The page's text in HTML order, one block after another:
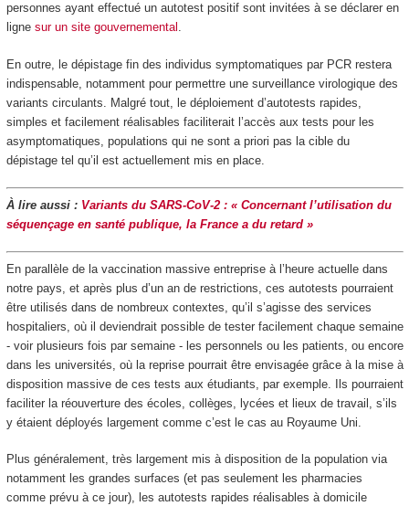
personnes ayant effectué un autotest positif sont invitées à se déclarer en
ligne sur un site gouvernemental .
En outre, le dépistage fin des individus symptomatiques par PCR restera
indispensable, notamment pour permettre une surveillance virologique des
variants circulants. Malgré tout, le déploiement d’autotests rapides,
simples et facilement réalisables faciliterait l’accès aux tests pour les
asymptomatiques, populations qui ne sont a priori pas la cible du
dépistage tel qu’il est actuellement mis en place.
À lire aussi : Variants du SARS-CoV-2 : « Concernant l’utilisation du
séquençage en santé publique, la France a du retard »
En parallèle de la vaccination massive entreprise à l’heure actuelle dans
notre pays, et après plus d’un an de restrictions, ces autotests pourraient
être utilisés dans de nombreux contextes, qu’il s’agisse des services
hospitaliers, où il deviendrait possible de tester facilement chaque semaine
- voir plusieurs fois par semaine - les personnels ou les patients, ou encore
dans les universités, où la reprise pourrait être envisagée grâce à la mise à
disposition massive de ces tests aux étudiants, par exemple. Ils pourraient
faciliter la réouverture des écoles, collèges, lycées et lieux de travail, s’ils
y étaient déployés largement comme c’est le cas au Royaume Uni.
Plus généralement, très largement mis à disposition de la population via
notamment les grandes surfaces (et pas seulement les pharmacies
comme prévu à ce jour), les autotests rapides réalisables à domicile